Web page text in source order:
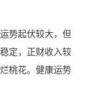
势起伏较大，但
定，正财收入较
桃花。健康运势